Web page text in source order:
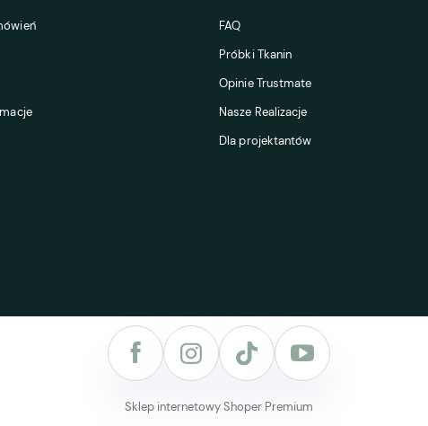
FAQ
Próbki Tkanin
Opinie Trustmate
Nasze Realizacje
Dla projektantów
Sklep internetowy Shoper Premium